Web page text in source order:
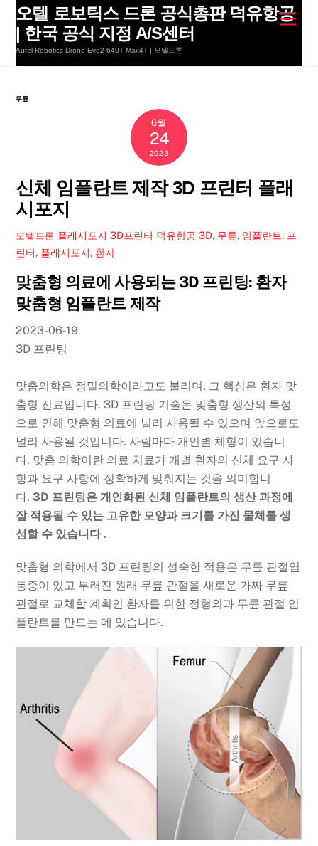
Skip
content
오텔 로보틱스 드론 공식총판 덕유항공
| 한국 공식 지정 A/S센터
Autel Robotics Drone Evo2 640T Max4T | 오텔드론
무릎
6월
24
2023
신체 임플란트 제작 3D 프린터 플래
시포지
오텔드론 플래시포지 3D프린터 덕유항공 3D, 무릎, 임플란트, 프
린터, 플래시포지, 환자
맞춤형 의료에 사용되는 3D 프린팅: 환자
맞춤형 임플란트 제작
2023-06-19
3D 프린팅
맞춤의학은 정밀의학이라고도 불리며, 그 핵심은 환자 맞
춤형 진료입니다. 3D 프린팅 기술은 맞춤형 생산의 특성
으로 인해 맞춤형 의료에 널리 사용될 수 있으며 앞으로도
널리 사용될 것입니다. 사람마다 개인별 체형이 있습니
다. 맞춤 의학이란 의료 치료가 개별 환자의 신체 요구 사
항과 요구 사항에 정확하게 맞춰지는 것을 의미합니
다.3D 프린팅은 개인화된 신체 임플란트의 생산 과정에
잘 적용될 수 있는 고유한 모양과 크기를 가진 물체를 생
성할 수 있습니다.
맞춤형 의학에서 3D 프린팅의 성숙한 적용은 무릎 관절염
통증이 있고 부러진 원래 무릎 관절을 새로운 가짜 무릎
관절로 교체할 계획인 환자를 위한 정형외과 무릎 관절 임
플란트를 만드는 데 있습니다.